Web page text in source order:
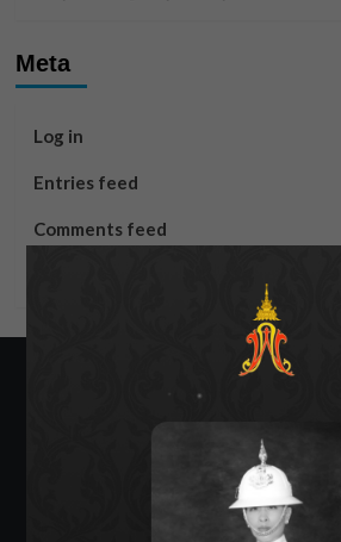
Meta
Log in
Entries feed
Comments feed